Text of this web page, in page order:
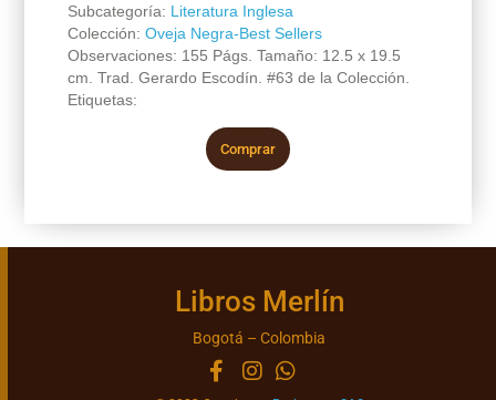
Subcategoría: Literatura Inglesa
Colección: Oveja Negra-Best Sellers
Observaciones: 155 Págs. Tamaño: 12.5 x 19.5
cm. Trad. Gerardo Escodín. #63 de la Colección.
Etiquetas:
Comprar
Libros Merlín
Bogotá – Colombia